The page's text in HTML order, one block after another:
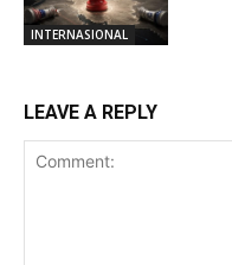
INTERNASIONAL
LEAVE A REPLY